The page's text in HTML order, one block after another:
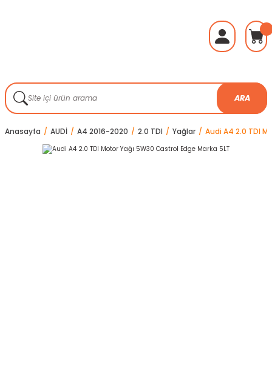
ARA
Anasayfa AUDİ A4 2016-2020 2.0 TDI Yağlar Audi A4 2.0 TDI